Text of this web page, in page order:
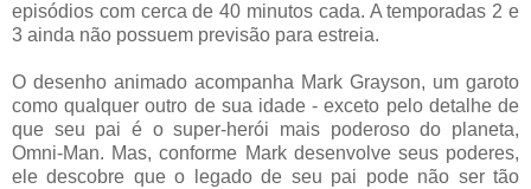
episódios com cerca de 40 minutos cada. A temporadas 2 e
3 ainda não possuem previsão para estreia.
O desenho animado acompanha Mark Grayson, um garoto
como qualquer outro de sua idade - exceto pelo detalhe de
que seu pai é o super-herói mais poderoso do planeta,
Omni-Man. Mas, conforme Mark desenvolve seus poderes,
ele descobre que o legado de seu pai pode não ser tão